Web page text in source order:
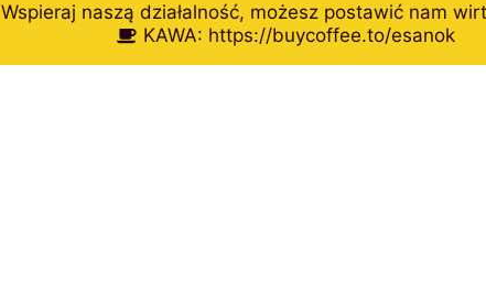
Wspieraj naszą działalność, możesz postawić nam
KAWA: https://buycoffee.to/esanok